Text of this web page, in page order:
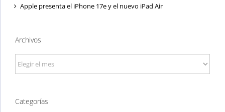
Apple presenta el iPhone 17e y el nuevo iPad Air
Archivos
Archivos
Categorías